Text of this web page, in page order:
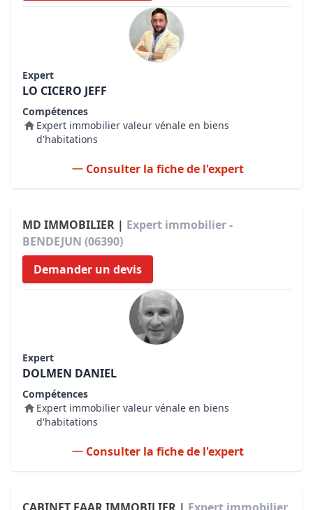
Expert
LO CICERO JEFF
Compétences
Expert immobilier valeur vénale en biens
d'habitations
Consulter la fiche de l'expert
MD IMMOBILIER | Expert immobilier -
BENDEJUN (06390)
Demander un devis
Expert
DOLMEN DANIEL
Compétences
Expert immobilier valeur vénale en biens
d'habitations
Consulter la fiche de l'expert